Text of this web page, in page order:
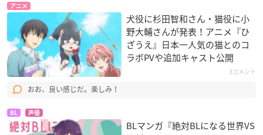
アニメ
犬役に杉田智和さん・猫役に小
野大輔さんが発表！アニメ『ひ
ざうえ』日本一人気の猫とのコ
ラボPVや追加キャスト公開
3コメント
おお、良い感じだ。楽しみ！
BL 声優
BLマンガ『絶対BLになる世界VS